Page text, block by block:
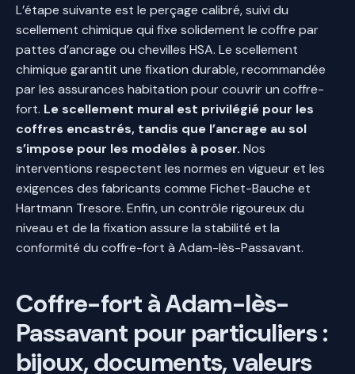
L’étape suivante est le perçage calibré, suivi du
scellement chimique qui fixe solidement le coffre par
pattes d’ancrage ou chevilles HSA. Le scellement
chimique garantit une fixation durable, recommandée
par les assurances habitation pour couvrir un coffre-
fort. Le scellement mural est privilégié pour les
coffres encastrés, tandis que l’ancrage au sol
s’impose pour les modèles à poser. Nos
interventions respectent les normes en vigueur et les
exigences des fabricants comme Fichet-Bauche et
Hartmann Tresore. Enfin, un contrôle rigoureux du
niveau et de la fixation assure la stabilité et la
conformité du coffre-fort à Adam-lès-Passavant.
Coffre-fort à Adam-lès-
Passavant pour particuliers :
bijoux, documents, valeurs